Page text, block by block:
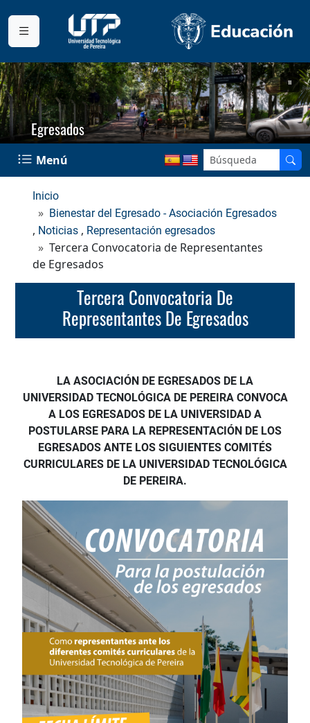
Egresados
Menú
Inicio
Bienestar del Egresado - Asociación Egresados
, Noticias , Representación egresados
Tercera Convocatoria de Representantes
de Egresados
Tercera Convocatoria De
Representantes De Egresados
LA ASOCIACIÓN DE EGRESADOS DE LA
UNIVERSIDAD TECNOLÓGICA DE PEREIRA CONVOCA
A LOS EGRESADOS DE LA UNIVERSIDAD A
POSTULARSE PARA LA REPRESENTACIÓN DE LOS
EGRESADOS ANTE LOS SIGUIENTES COMITÉS
CURRICULARES DE LA UNIVERSIDAD TECNOLÓGICA
DE PEREIRA.